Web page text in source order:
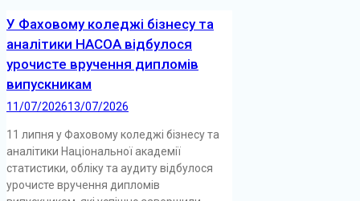
У Фаховому коледжі бізнесу та
аналітики НАСОА відбулося
урочисте вручення дипломів
випускникам
11/07/202613/07/2026
11 липня у Фаховому коледжі бізнесу та
аналітики Національної академії
статистики, обліку та аудиту відбулося
урочисте вручення дипломів